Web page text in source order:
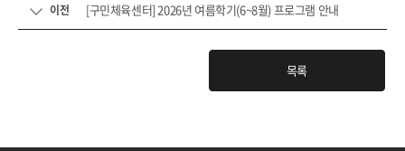
이전 [구민체육센터] 2026년 여름학기(6~8월) 프로그램 안내
목록